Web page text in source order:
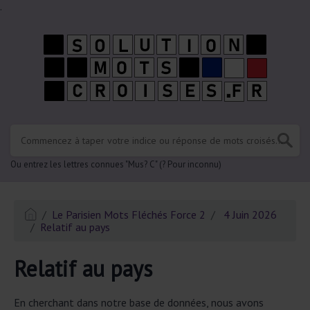
.
Ou entrez les lettres connues "Mus? C" (? Pour inconnu)
Le Parisien Mots Fléchés Force 2
4 Juin 2026
Relatif au pays
Relatif au pays
En cherchant dans notre base de données, nous avons